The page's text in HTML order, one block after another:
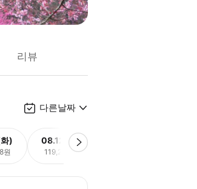
리뷰
다른날짜
)
원
08.12(수)
119,228원